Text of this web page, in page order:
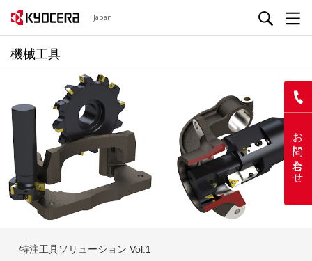
Japan
機械工具
お問い合わせ
特注工具ソリューション Vol.1